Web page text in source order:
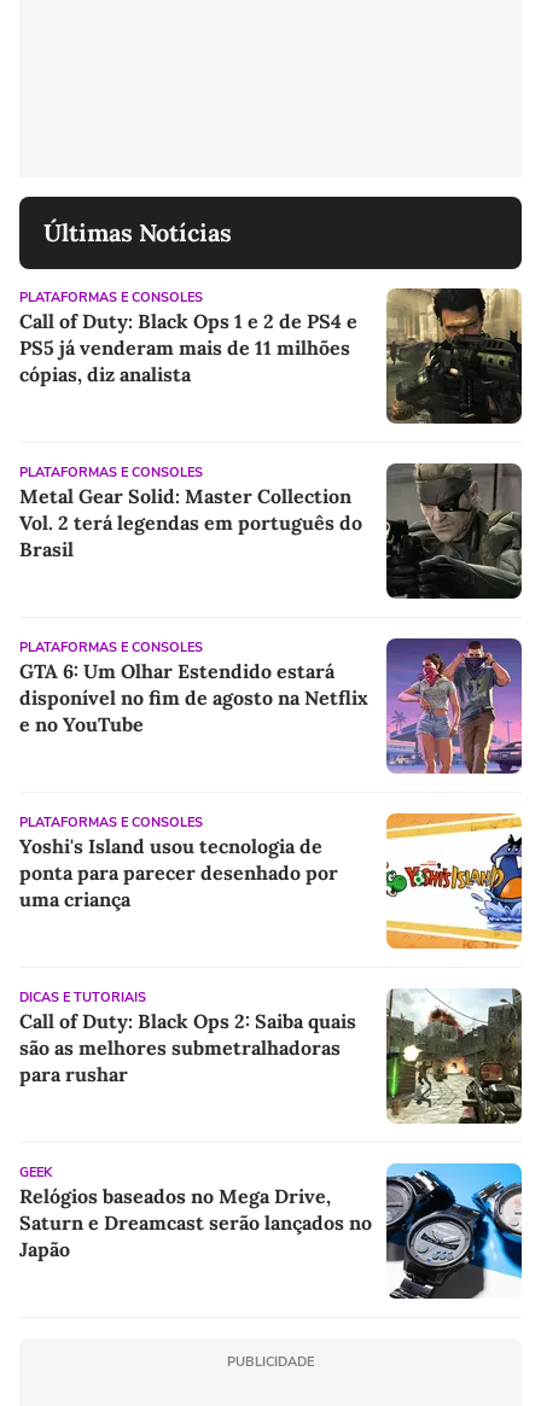
Últimas Notícias
PLATAFORMAS E CONSOLES
Call of Duty: Black Ops 1 e 2 de PS4 e
PS5 já venderam mais de 11 milhões
cópias, diz analista
PLATAFORMAS E CONSOLES
Metal Gear Solid: Master Collection
Vol. 2 terá legendas em português do
Brasil
PLATAFORMAS E CONSOLES
GTA 6: Um Olhar Estendido estará
disponível no fim de agosto na Netflix
e no YouTube
PLATAFORMAS E CONSOLES
Yoshi's Island usou tecnologia de
ponta para parecer desenhado por
uma criança
DICAS E TUTORIAIS
Call of Duty: Black Ops 2: Saiba quais
são as melhores submetralhadoras
para rushar
GEEK
Relógios baseados no Mega Drive,
Saturn e Dreamcast serão lançados no
Japão
PUBLICIDADE